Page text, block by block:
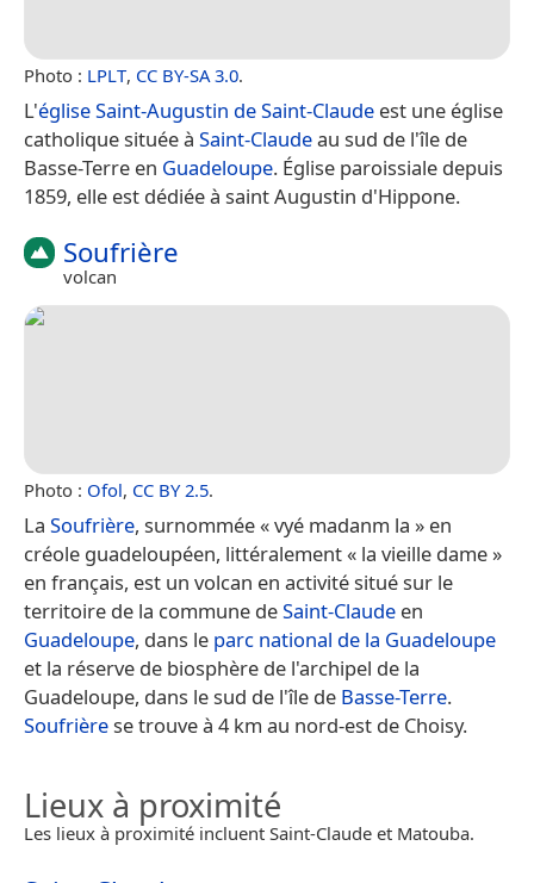
Photo : LPLT, CC BY-SA 3.0.
L'église Saint-Augustin de Saint-Claude est une église
catholique située à Saint-Claudeau sud de l'île de
Basse-Terre en Guadeloupe. Église paroissiale depuis
1859, elle est dédiée à saint Augustin d'Hippone.
Soufrière
volcan
Photo : Ofol, CC BY 2.5.
La Soufrière, surnommée « vyé madanm la » en
créole guadeloupéen, littéralement « la vieille dame »
en français, est un volcan en activité situé sur le
territoire de la commune deSaint-Claude en
Guadeloupe, dans le parc national de la Guadeloupe
et la réserve de biosphère de l'archipel de la
Guadeloupe, dans le sud de l'île de Basse-Terre.
Soufrièrese trouve à 4 km au nord-est de Choisy.
Lieux à proximité
Les lieux à proximité incluent Saint-Claude et Matouba.